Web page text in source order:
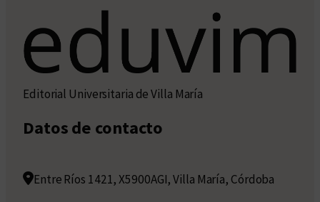
Editorial Universitaria de Villa María
Datos de contacto
Entre Ríos 1421, X5900AGI, Villa María, Córdoba